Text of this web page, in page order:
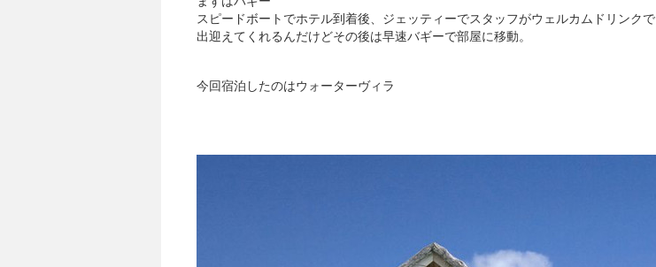
スピードボートでホテル到着後、ジェッティーでスタッフがウェルカムドリンクで
出迎えてくれるんだけどその後は早速バギーで部屋に移動。
今回宿泊したのはウォーターヴィラ